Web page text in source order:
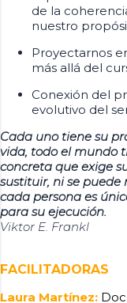
de la
nuestro
Proyectarnos
más allá del
Conexión del
evolutivo del
Cada uno tiene su
vida, todo el mundo
concreta que exige
sustituir, ni se puede
cada persona es
para su ejecución.
Viktor E. Frankl
FACILITADORAS
Laura Martínez: